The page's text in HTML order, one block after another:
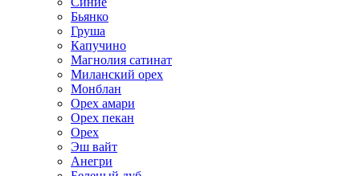
Бьянко
Груша
Капучино
Магнолия сатинат
Миланский орех
Монблан
Орех амари
Орех пекан
Орех
Эш вайт
Анегри